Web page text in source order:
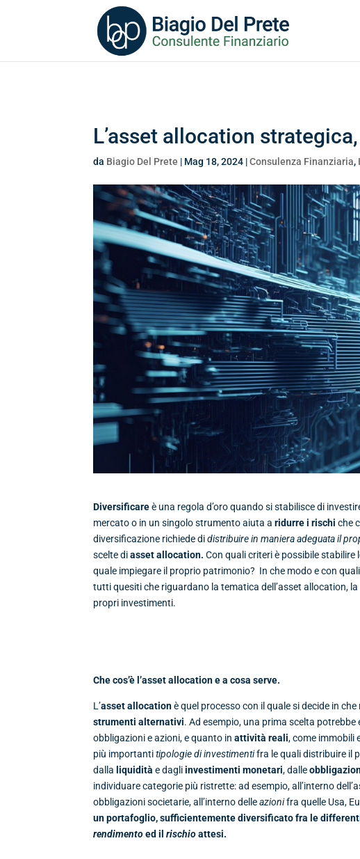
L’asset allocation
da Biagio Del Prete | Mag 18, 2024 |Consulenza Finanziaria,
Diversificareè una regola d’oro quando si stabilisce di
mercato o in un singolo strumento aiuta aridurre i rischi che
diversificazione richiede didistribuire in maniera adeguata il
scelte diasset allocation.Con quali criteri è possibile
quale impiegare il proprio patrimonio? In che modo e con
tutti quesiti che riguardano la tematica dell’asset allocation,
propri investimenti.
Che cos’è l’asset allocation e a cosa serve.
L’asset allocationè quel processo con il quale si decide in
strumenti alternativi. Ad esempio, una prima scelta
obbligazioni e azioni, e quanto inattività reali, come immobili
più importantitipologie di investimentifra le quali distribuire il
dalla liquiditàe dagliinvestimenti monetari, dalle
individuare categorie più ristrette: ad esempio, all’interno
obbligazioni societarie, all’interno delleazionifra quelle Usa,
un portafoglio, sufficientemente diversificato fra le
rendimentoed ilrischio attesi.